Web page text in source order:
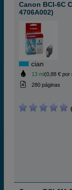
Canon BCI-6C
4706A002)
cian
13 ml(0,88 € por
280 páginas